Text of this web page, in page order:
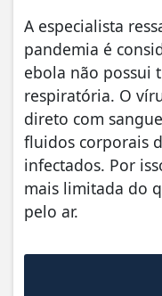
A especialista
pandemia é
ebola não possui
respiratória. O
direto com
fluidos corporais
infectados. Por
mais limitada do
pelo ar.